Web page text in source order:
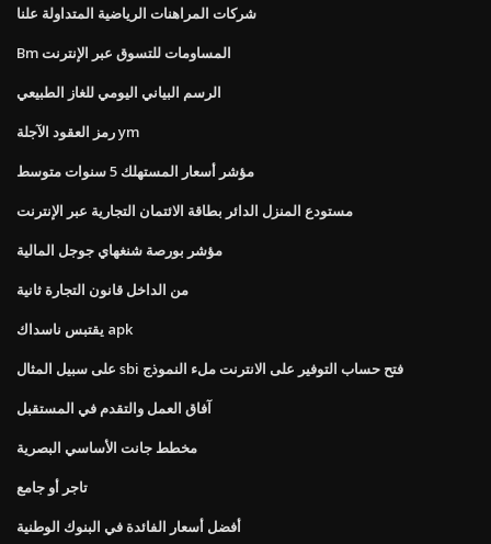
شركات المراهنات الرياضية المتداولة علنا
Bm المساومات للتسوق عبر الإنترنت
الرسم البياني اليومي للغاز الطبيعي
رمز العقود الآجلة ym
مؤشر أسعار المستهلك 5 سنوات متوسط
مستودع المنزل الدائر بطاقة الائتمان التجارية عبر الإنترنت
مؤشر بورصة شنغهاي جوجل المالية
من الداخل قانون التجارة ثانية
يقتبس ناسداك apk
على سبيل المثال sbi فتح حساب التوفير على الانترنت ملء النموذج
آفاق العمل والتقدم في المستقبل
مخطط جانت الأساسي البصرية
تاجر أو جامع
أفضل أسعار الفائدة في البنوك الوطنية